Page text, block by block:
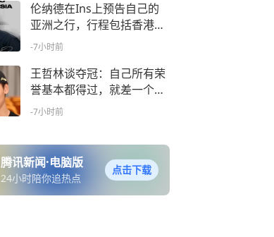
伦纳德在Ins上预告自己的
亚洲之行，行程包括香港成
都上海
-7小时前
王哲林谈夺冠：自己所有荣
誉基本都得过，就差一个联
赛冠军
-7小时前
腾讯新闻·电脑版
24小时陪你追热点
点击下载